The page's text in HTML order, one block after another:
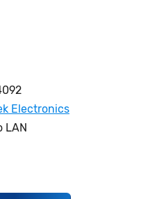
Electronics
LAN